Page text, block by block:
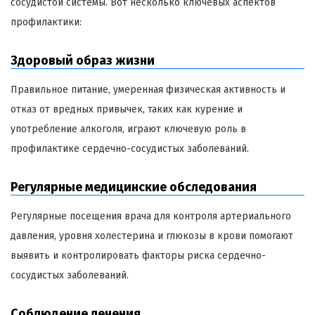
сосудистой системы. Вот несколько ключевых аспектов
профилактики:
Здоровый образ жизни
Правильное питание, умеренная физическая активность и
отказ от вредных привычек, таких как курение и
употребление алкоголя, играют ключевую роль в
профилактике сердечно-сосудистых заболеваний.
Регулярные медицинские обследования
Регулярные посещения врача для контроля артериального
давления, уровня холестерина и глюкозы в крови помогают
выявить и контролировать факторы риска сердечно-
сосудистых заболеваний.